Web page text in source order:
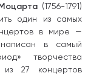
(1756-1791)
один из самых
в мире —
в самый
творчества
27 концертов